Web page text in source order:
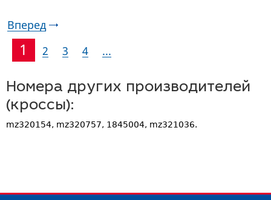
Вперед
1 2 3 4 ...
Номера других производителей
(кроссы):
mz320154, mz320757, 1845004, mz321036.